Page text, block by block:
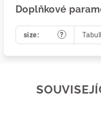
Doplňkové
?
size: